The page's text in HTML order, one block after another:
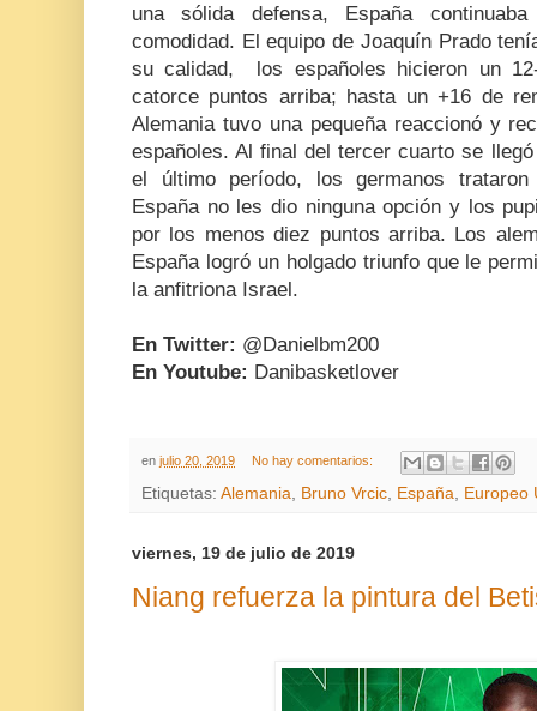
una sólida defensa, España
comodidad. El equipo de Joaquín Prado
su calidad, los españoles hicieron un
catorce puntos arriba; hasta un +16 de
Alemania tuvo una pequeña reaccionó y
españoles. Al final del tercer cuarto se
el último período, los germanos
España no les dio ninguna opción y los
por los menos diez puntos arriba. Los
España logró un holgado triunfo que le
la anfitriona Israel.
En Twitter: @Danielbm200
En Youtube: Danibasketlover
en julio 20, 2019 No hay comentarios:
Etiquetas: Alemania Bruno Vrcic España Europeo
viernes, 19 de julio de 2019
Niang refuerza la pintura del